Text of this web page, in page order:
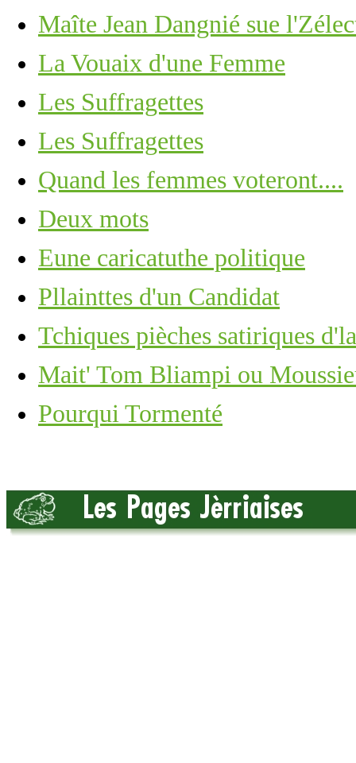
Maîte Jean Dangnié sue
La Vouaix d'une Femme
Les Suffragettes
Les Suffragettes
Quand les femmes voteront....
Deux mots
Eune caricatuthe politique
Pllainttes d'un Candidat
Tchiques pièches satiriques
Mait' Tom Bliampi ou
Pourqui Tormenté